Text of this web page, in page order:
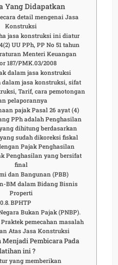
Yang Didapatkan
detail mengenai Jasa
Konstruksi
jasa konstruksi ini diatur
UU PPh, PP No 51 tahun
Menteri Keuangan
187/PMK.03/2008
dalam jasa konstruksi
jasa konstruksi, sifat
Tarif, cara pemotongan
pelaporannya
pajak Pasal 26 ayat (4)
PPh adalah Penghasilan
dihitung berdasarkan
sudah dikoreksi fiskal
Pajak Penghasilan
Penghasilan yang bersifat
final
dan Bangunan (PBB)
BM dalam Bidang Bisnis
Properti
BPHTP
Bukan Pajak (PNBP).
pemecahan masalah
Atas Jasa Konstruksi
Menjadi Pembicara Pada
ini ?
yang memberikan